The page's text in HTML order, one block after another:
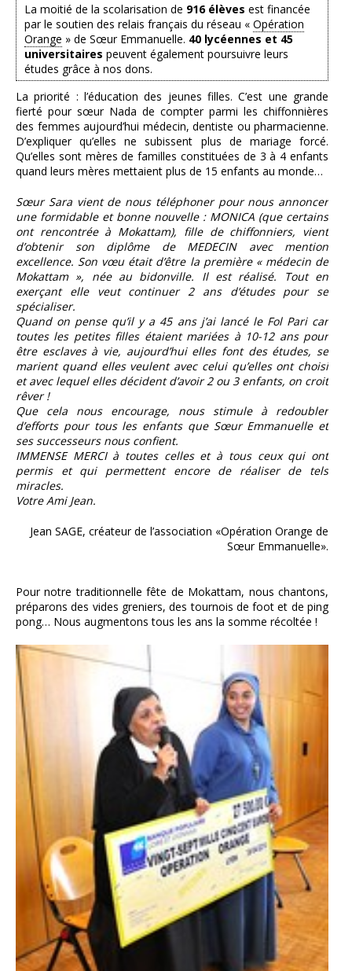
La moitié de la scolarisation de 916 élèves est financée
par le soutien des relais français du réseau « Opération
Orange » de Sœur Emmanuelle. 40 lycéennes et 45
universitaires peuvent également poursuivre leurs
études grâce à nos dons.
La priorité : l’éducation des jeunes filles. C’est une grande
fierté pour sœur Nada de compter parmi les chiffonnières
des femmes aujourd’hui médecin, dentiste ou pharmacienne.
D’expliquer qu’elles ne subissent plus de mariage forcé.
Qu’elles sont mères de familles constituées de 3 à 4 enfants
quand leurs mères mettaient plus de 15 enfants au monde…
Sœur Sara vient de nous téléphoner pour nous annoncer
une formidable et bonne nouvelle : MONICA (que certains
ont rencontrée à Mokattam), fille de chiffonniers, vient
d’obtenir son diplôme de MEDECIN avec mention
excellence. Son vœu était d’être la première « médecin de
Mokattam », née au bidonville. Il est réalisé. Tout en
exerçant elle veut continuer 2 ans d’études pour se
spécialiser.
Quand on pense qu’il y a 45 ans j’ai lancé le Fol Pari car
toutes les petites filles étaient mariées à 10-12 ans pour
être esclaves à vie, aujourd’hui elles font des études, se
marient quand elles veulent avec celui qu’elles ont choisi
et avec lequel elles décident d’avoir 2 ou 3 enfants, on croit
rêver !
Que cela nous encourage, nous stimule à redoubler
d’efforts pour tous les enfants que Sœur Emmanuelle et
ses successeurs nous confient.
IMMENSE MERCI à toutes celles et à tous ceux qui ont
permis et qui permettent encore de réaliser de tels
miracles.
Votre Ami Jean.
Jean SAGE, créateur de l’association «Opération Orange de
Sœur Emmanuelle».
Pour notre traditionnelle fête de Mokattam, nous chantons,
préparons des vides greniers, des tournois de foot et de ping
pong… Nous augmentons tous les ans la somme récoltée !